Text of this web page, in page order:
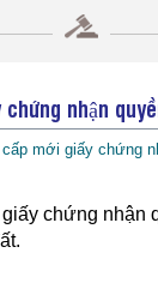
nhận
mới giấy chứng
chứng nhận